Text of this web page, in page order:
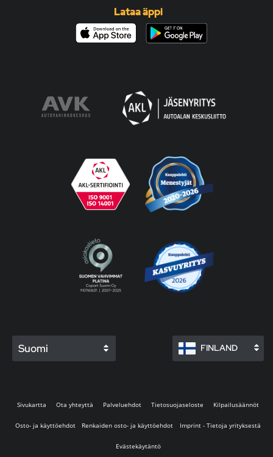
Lataa äppi
Suomi FINLAND
Sivukartta Ota yhteyttä Palveluehdot Tietosuojaseloste Kilpailusäännöt
Osto- ja käyttöehdot Renkaiden osto- ja käyttöehdot Imprint - Tietoja yrityksestä
Evästekäytäntö